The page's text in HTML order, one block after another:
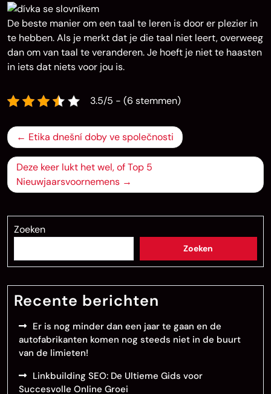
De beste manier om een taal te leren is door er plezier in
te hebben. Als je merkt dat je die taal niet leert, overweeg
dan om van taal te veranderen. Je hoeft je niet te haasten
in iets dat niets voor jou is.
3.5/5 - (6 stemmen)
Bericht
navigatie
Etika dnešní doby ve společnosti
Deze keer lukt het wel, of Top 5
Nieuwjaarsvoornemens
Zoeken
Zoeken
Recente berichten
Er is nog minder dan een jaar te gaan en de
autofabrikanten komen nog steeds niet in de buurt
van de limieten!
Linkbuilding SEO: De Ultieme Gids voor
Succesvolle Online Groei